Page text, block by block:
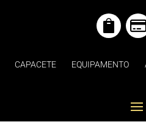
 
CAPACETE EQUIPAMENTO